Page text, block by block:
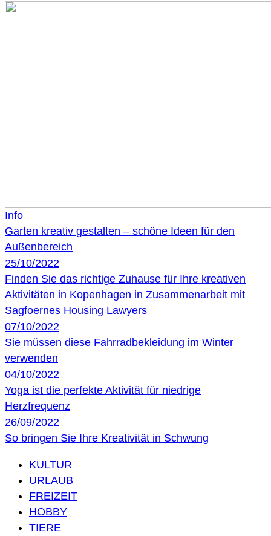
Info
Garten kreativ gestalten – schöne Ideen für den
Außenbereich
25/10/2022
Finden Sie das richtige Zuhause für Ihre kreativen
Aktivitäten in Kopenhagen in Zusammenarbeit mit
Sagfoernes Housing Lawyers
07/10/2022
Sie müssen diese Fahrradbekleidung im Winter
verwenden
04/10/2022
Yoga ist die perfekte Aktivität für niedrige
Herzfrequenz
26/09/2022
So bringen Sie Ihre Kreativität in Schwung
KULTUR
URLAUB
FREIZEIT
HOBBY
TIERE